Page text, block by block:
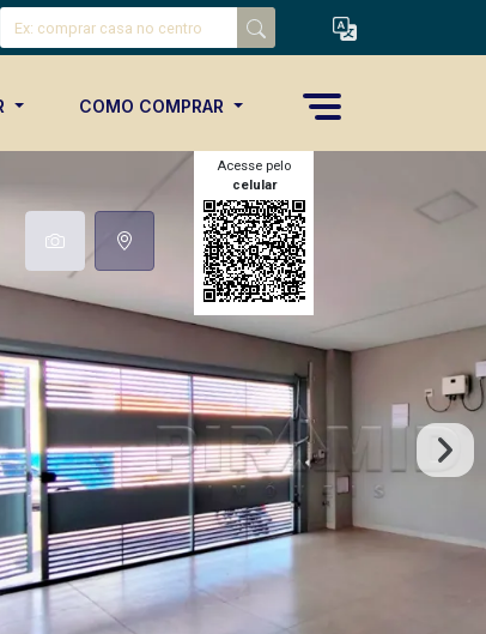
COMO COMPRAR
Acesse pelo
celular